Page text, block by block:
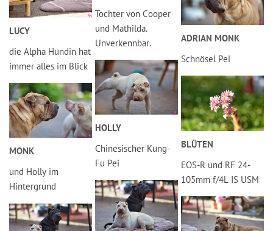
LUCY
die Alpha Hündin hat
immer alles im Blick
MONK
und Holly im
Hintergrund
Tochter von Cooper
und Mathilda.
Unverkennbar.
HOLLY
Chinesischer Kung-
Fu Pei
ADRIAN MONK
Schnösel Pei
BLÜTEN
EOS-R und RF 24-
105mm f/4L IS USM